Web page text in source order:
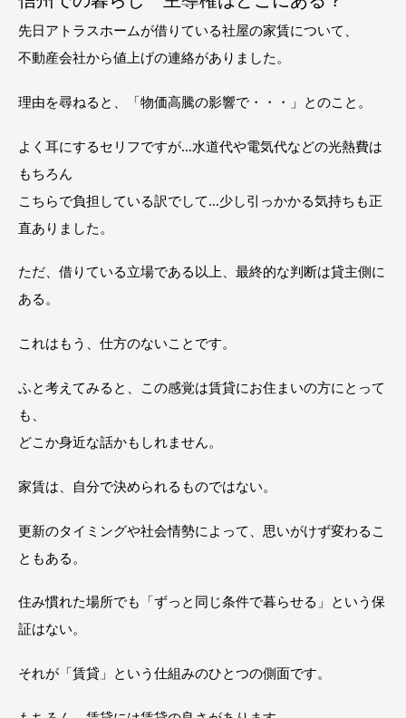
先日アトラスホームが借りている社屋の家賃について、
不動産会社から値上げの連絡がありました。
理由を尋ねると、「物価高騰の影響で・・・」とのこと。
よく耳にするセリフですが…水道代や電気代などの光熱費は
もちろん
こちらで負担している訳でして…少し引っかかる気持ちも正
直ありました。
ただ、借りている立場である以上、最終的な判断は貸主側に
ある。
これはもう、仕方のないことです。
ふと考えてみると、この感覚は賃貸にお住まいの方にとって
も、
どこか身近な話かもしれません。
家賃は、自分で決められるものではない。
更新のタイミングや社会情勢によって、思いがけず変わるこ
ともある。
住み慣れた場所でも「ずっと同じ条件で暮らせる」という保
証はない。
それが「賃貸」という仕組みのひとつの側面です。